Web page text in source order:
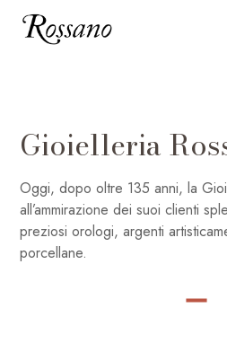
Gioielleria
Oggi, dopo oltre 135 anni, la
all’ammirazione dei suoi clienti
preziosi orologi, argenti
porcellane.